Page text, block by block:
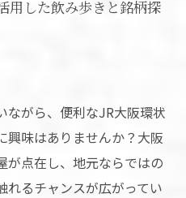
用した飲み歩きと銘柄探
ながら、便利なJR大阪環状
興味はありませんか？大阪
が点在し、地元ならではの
れるチャンスが広がってい